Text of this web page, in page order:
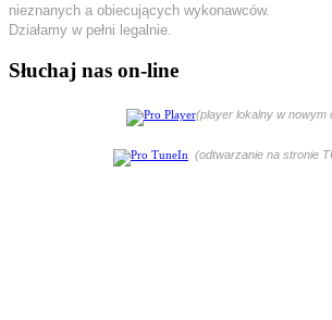
nieznanych a obiecujących wykonawców.
Działamy w pełni legalnie.
Słuchaj nas on-line
(player lokalny w nowym
(odtwarzanie na stronie